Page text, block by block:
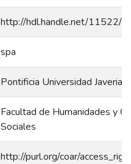
http://hdl.handle.net/11522/
spa
Pontificia Universidad
Facultad de Humanidades y
Sociales
http://purl.org/coar/